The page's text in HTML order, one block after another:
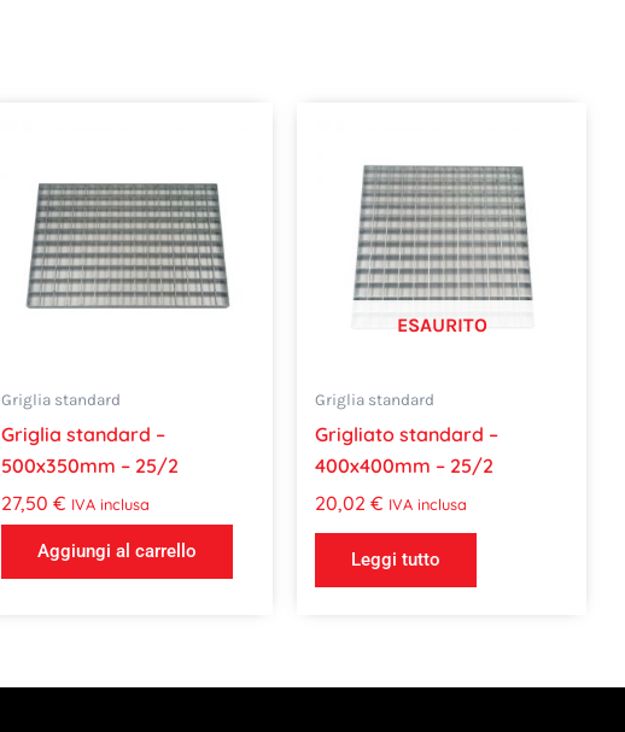
Griglia standard
Griglia standard –
500x350mm – 25/2
27,50 € IVA inclusa
Aggiungi al carrello
ESAURITO
Griglia standard
Grigliato standard –
400x400mm – 25/2
20,02 € IVA inclusa
Leggi tutto